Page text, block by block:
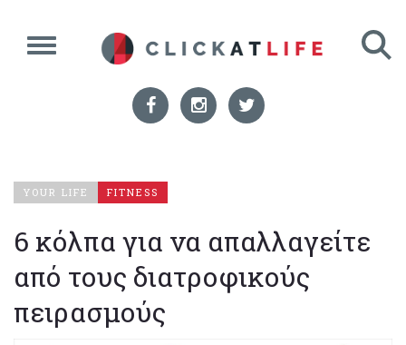
YOUR LIFE FITNESS
6 κόλπα για να απαλλαγείτε
από τους διατροφικούς
πειρασμούς